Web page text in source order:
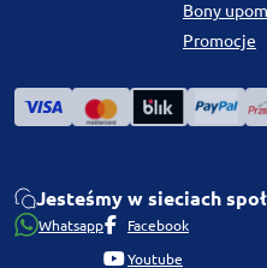
Bony
Promocje
Jesteśmy w sieciach
Whatsapp Facebook
Youtube